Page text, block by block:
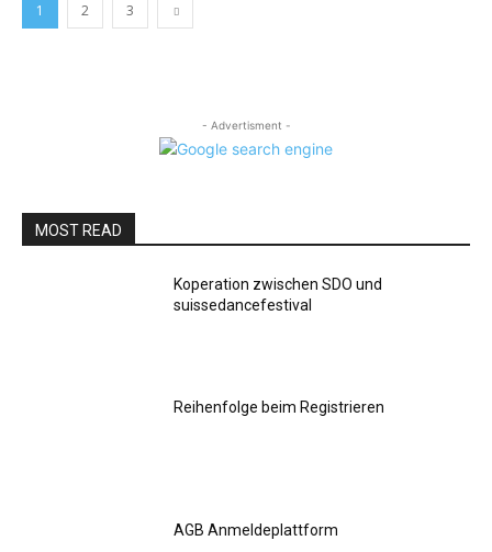
1 2 3
- Advertisment -
MOST READ
Koperation zwischen SDO und
suissedancefestival
Reihenfolge beim Registrieren
AGB Anmeldeplattform